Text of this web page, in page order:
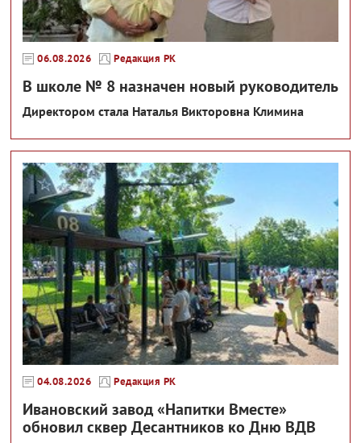
06.08.2026 Редакция РК
В школе № 8 назначен новый руководитель
Директором стала Наталья Викторовна Климина
04.08.2026 Редакция РК
Ивановский завод «Напитки Вместе»
обновил сквер Десантников ко Дню ВДВ